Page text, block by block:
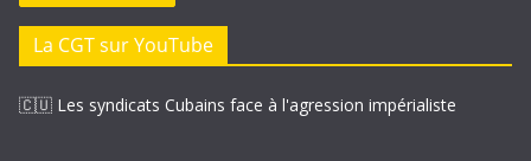
s
e
-
La CGT sur YouTube
🇨🇺 Les syndicats Cubains face à l'agression impérialiste